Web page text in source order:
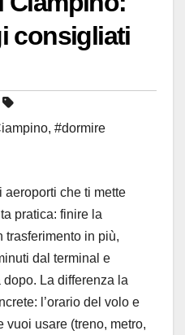
consigliati
, #dormire
che ti mette
pratica: finire la
trasferimento in più,
dal terminal e
La differenza la
l’orario del volo e
vuoi usare (treno, metro,